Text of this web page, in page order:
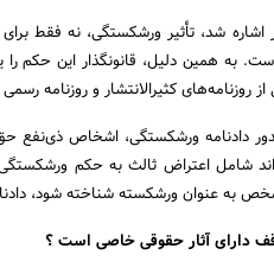
اشاره شد، تأثیر ورشکستگی، نه فقط
است. به همین دلیل، قانونگذار این
روزنامه‌های کثیرالانتشار و روزنامه
دادنامه ورشکستگی، اشخاص ذی‌نفع حق
شامل اعتراض ثالث به حکم
به عنوان ورشکسته شناخته شود،
دارای آثار حقوقی خاصی است ؟